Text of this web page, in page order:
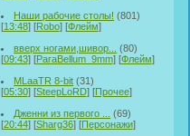
Наши рабочие столы! (801)
[13:48] [Robo] [Флейм]
вверх ногами,шивор...
(80)
[09:43] [ParaBellum_9mm] [Флейм]
MLaaTR 8-bit (31)
[05:30] [SteepLoRD] [Прочее]
Дженни из первого ...
(69)
[20:44] [Sharg36] [Персонажи]